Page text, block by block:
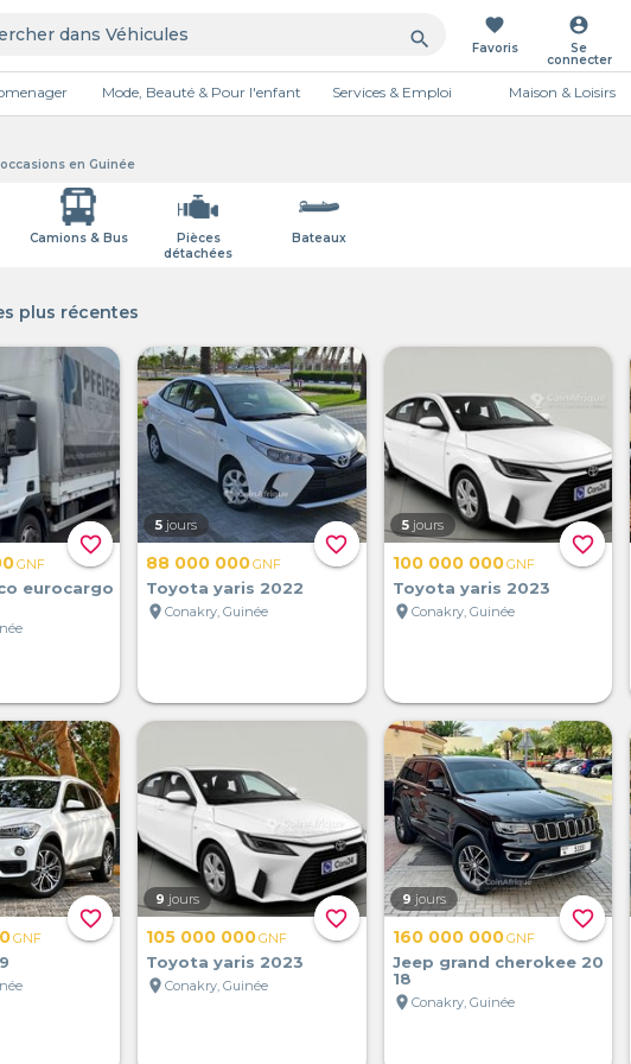
search
favorite
Favoris
account_circle
Se
connecter
Mode, Beauté & Pour l'enfant Services & Emploi Maison & Loisirs
en Guinée
Camions & Bus
Pièces
détachées
Bateaux
plus récentes
favorite_border
GNF
eurocargo
favorite_border
5 jours
88 000 000GNF
Toyota yaris 2022
location_onConakry, Guinée
favorite_border
5 jours
100 000 000GNF
Toyota yaris 2023
location_on Conakry, Guinée
favorite_border
GNF
favorite_border
9 jours
105 000 000GNF
Toyota yaris 2023
location_onConakry, Guinée
favorite_border
9 jours
160 000 000GNF
Jeep grand cherokee 20
18
location_on Conakry, Guinée